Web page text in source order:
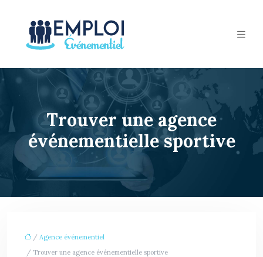
Trouver une agence
événementielle sportive
/ Agence événementiel
/ Trouver une agence événementielle sportive